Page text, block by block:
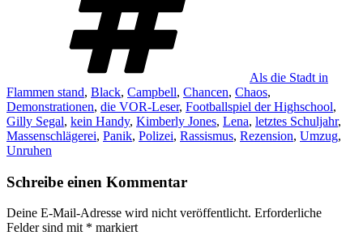
Als die Stadt in
Flammen stand, Black, Campbell, Chancen, Chaos,
Demonstrationen, die VOR-Leser, Footballspiel der Highschool,
Gilly Segal, kein Handy, Kimberly Jones, Lena, letztes Schuljahr,
Massenschlägerei, Panik, Polizei, Rassismus, Rezension, Umzug,
Unruhen
Schreibe einen Kommentar
Deine E-Mail-Adresse wird nicht veröffentlicht. Erforderliche
Felder sind mit * markiert